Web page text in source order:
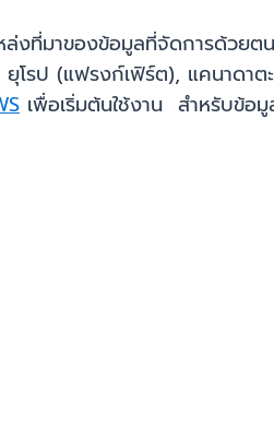
งที่มาของข้อมูลที่จัดการด้วยต
โรป (แฟรงก์เฟิร์ต), แคนาดา
เพื่อเริ่มต้นใช้งาน สำหรับข้อมู